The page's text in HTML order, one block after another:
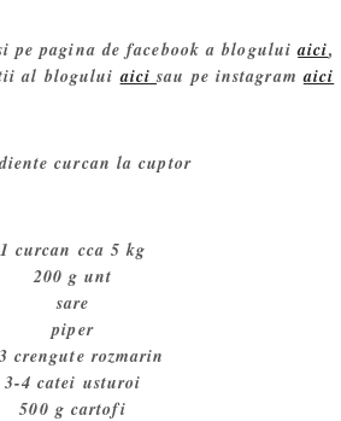
pe pagina de facebook a bloguluiaici,
al bloguluiaicisau pe instagramaici
curcan la cuptor
1 curcan cca 5 kg
200 g unt
sare
piper
crengute rozmarin
3-4 catei usturoi
500 g cartofi